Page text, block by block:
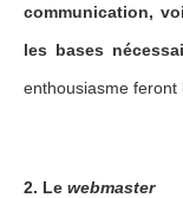
communication,
les bases
enthousiasme feront
2. Le webmaster